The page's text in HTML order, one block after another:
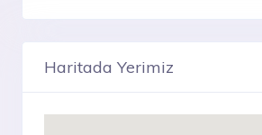
Haritada Yerimiz